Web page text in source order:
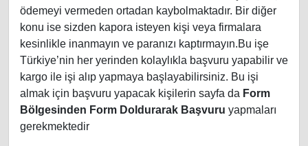
ödemeyi vermeden ortadan kaybolmaktadır. Bir diğer
konu ise sizden kapora isteyen kişi veya firmalara
kesinlikle inanmayın ve paranızı kaptırmayın.Bu işe
Türkiye’nin her yerinden kolaylıkla başvuru yapabilir ve
kargo ile işi alıp yapmaya başlayabilirsiniz. Bu işi
almak için başvuru yapacak kişilerin sayfa da Form
Bölgesinden Form Doldurarak Başvuru yapmaları
gerekmektedir